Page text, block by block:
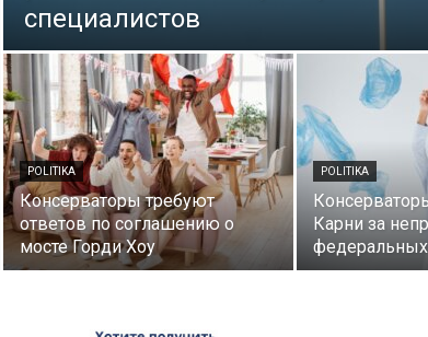
специалистов
POLITIKA
Консерваторы требуют
ответов по соглашению о
мосте Горди Хоу
POLITIKA
Карни за